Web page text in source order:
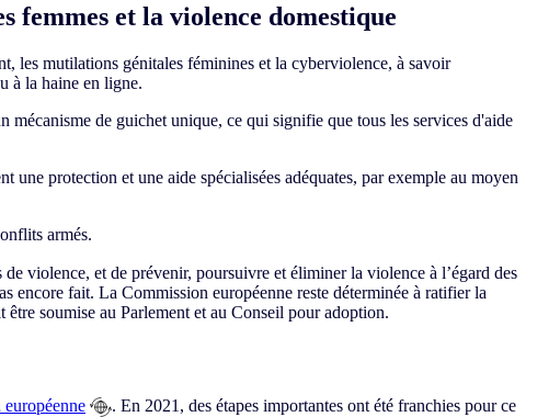
et la violence domestique
les mutilations génitales féminines et la cyberviolence, à savoir
à la haine en ligne.
mécanisme de guichet unique, ce qui signifie que tous les services d'aide
protection et une aide spécialisées adéquates, par exemple au moyen
armés.
violence, et de prévenir, poursuivre et éliminer la violence à l’égard des
encore fait. La Commission européenne reste déterminée à ratifier la
soumise au Parlement et au Conseil pour adoption.
. En 2021, des étapes importantes ont été franchies pour ce